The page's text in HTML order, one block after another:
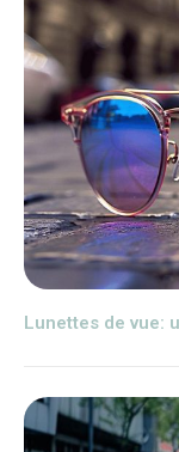
Lunettes de vue: